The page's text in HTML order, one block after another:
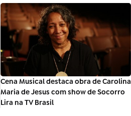
Cena Musical destaca obra de Carolina
Maria de Jesus com show de Socorro
Lira na TV Brasil